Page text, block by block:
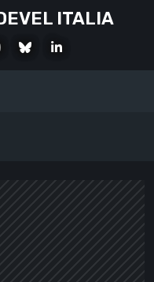
ITALIA
YoutubeBlueskyLinkedIn